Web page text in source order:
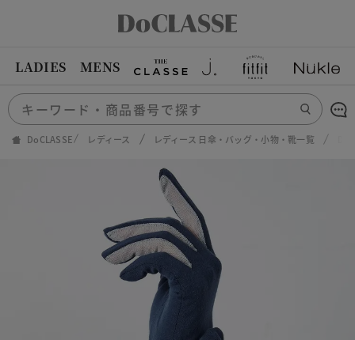
LADIES MENS
DoCLASSE レディース レディース 日傘・バッグ・小物・靴一覧